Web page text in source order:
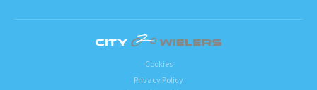
Cookies
Privacy Policy